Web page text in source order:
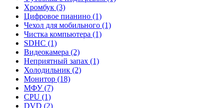
Хромбук (3)
Цифровое пианино (1)
Чехол для мобильного (1)
Чистка компьютера (1)
SDHC (1)
Видеокамера (2)
Неприятный запах (1)
Холодильник (2)
Монитор (18)
МФУ (7)
CPU (1)
DVD (2)